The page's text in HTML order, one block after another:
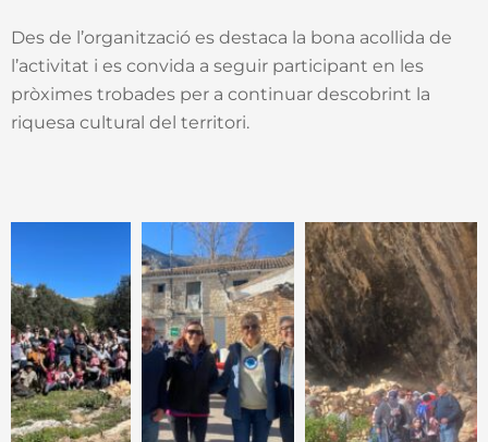
Des de l’organització es destaca la bona acollida de
l’activitat i es convida a seguir participant en les
pròximes trobades per a continuar descobrint la
riquesa cultural del territori.